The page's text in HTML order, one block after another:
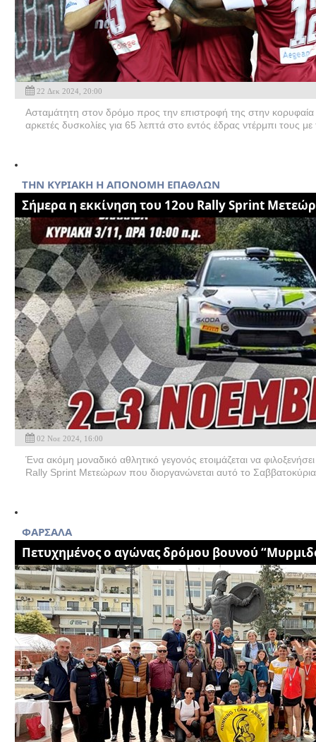
22 Δεκ 2024, 20:00
Ασταμάτητη στον δρόμο προς την επιστροφή της στην
αρκετές δυσκολίες για 65 λεπτά στο εντός έδρας ντέρμπι τους
THN KYΡΙΑΚΗ Η ΑΠΟΝΟΜΗ ΕΠΑΘΛΩΝ
Σήμερα η εκκίνηση του 12ου Rally Sprint
02 Νοε 2024, 16:00
Ένα ακόμη μοναδικό αθλητικό γεγονός ετοιμάζεται να
Rally Sprint Μετεώρων που διοργανώνεται αυτό το
ΦΑΡΣΑΛΑ
Πετυχημένος ο αγώνας δρόμου βουνού